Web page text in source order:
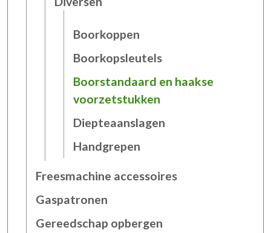
Boorkoppen
Boorkopsleutels
Boorstandaard en haakse
voorzetstukken
Diepteaanslagen
Handgrepen
Freesmachine accessoires
Gaspatronen
Gereedschap opbergen